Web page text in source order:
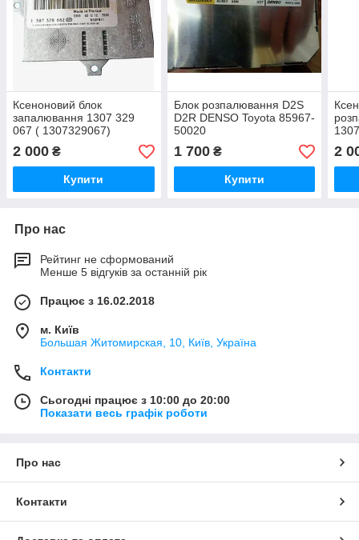
Ксеноновий блок
запалювання 1307 329
067 ( 1307329067)
D2S/D2R.
2 000 ₴
Купити
Блок розпалювання D2S
D2R DENSO Toyota 85967-
50020
1 700₴
Купити
2
Про нас
Рейтинг не сформований
Менше 5 відгуків за останній рік
Працює з 16.02.2018
м. Київ
Большая Житомирская, 10, Київ, Україна
Контакти
Сьогодні працює з 10:00 до 20:00
Показати весь графік роботи
Про нас
Контакти